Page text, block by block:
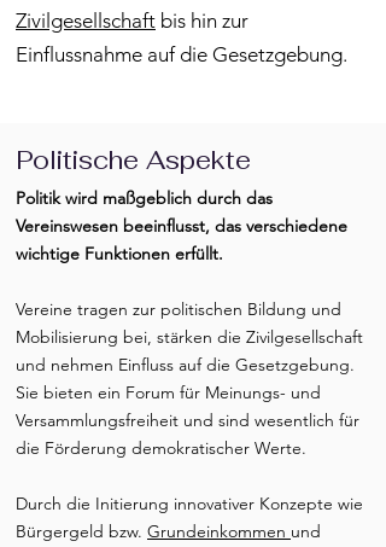
Zivilgesellschaft bis hin zur
Einflussnahme auf die Gesetzgebung.
Politische Aspekte
Politik wird maßgeblich durch das
Vereinswesen beeinflusst, das verschiedene
wichtige Funktionen erfüllt.
Vereine tragen zur politischen Bildung und
Mobilisierung bei, stärken die Zivilgesellschaft
und nehmen Einfluss auf die Gesetzgebung.
Sie bieten ein Forum für Meinungs- und
Versammlungsfreiheit und sind wesentlich für
die Förderung demokratischer Werte.
Durch die Initierung innovativer Konzepte wie
Bürgergeld bzw. Grundeinkommen und